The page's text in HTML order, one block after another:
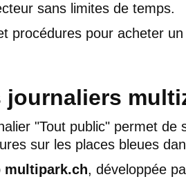
sans limites de temps.
procédures pour acheter
journaliers
"Tout public" permet
sur les places bleues
multipark.ch, développée